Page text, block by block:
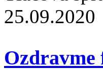
25.09.2020
Ozdravme